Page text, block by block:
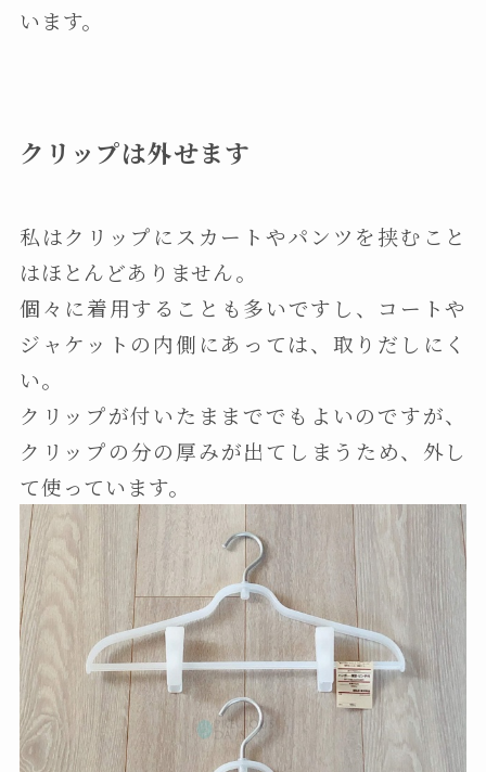
います。
クリップは外せます
私はクリップにスカートやパンツを挟むこと
はほとんどありません。
個々に着用することも多いですし、コートや
ジャケットの内側にあっては、取りだしにく
い。
クリップが付いたままででもよいのですが、
クリップの分の厚みが出てしまうため、外し
て使っています。